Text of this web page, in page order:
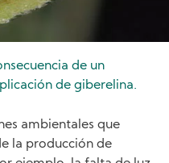
de un
de giberelina.
ambientales que
la producción de